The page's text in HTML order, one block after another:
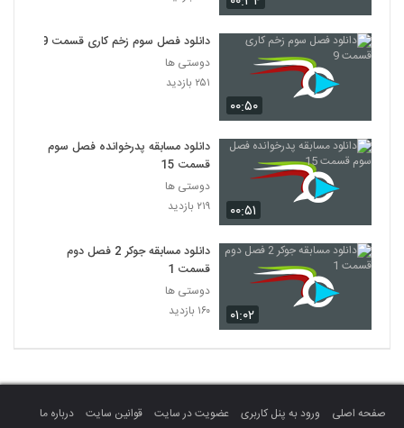
۰۰:۵۰
دانلود فصل سوم زخم کاری قسمت 9
دوستی ها
۲۵۱ بازدید
۰۰:۵۱
دانلود مسابقه پدرخوانده فصل سوم
قسمت 15
دوستی ها
۲۱۹ بازدید
۰۱:۰۲
دانلود مسابقه جوکر 2 فصل دوم
قسمت 1
دوستی ها
۱۶۰ بازدید
صفحه اصلی ورود به پنل کاربری عضویت در سایت قوانین سایت
درباره ما